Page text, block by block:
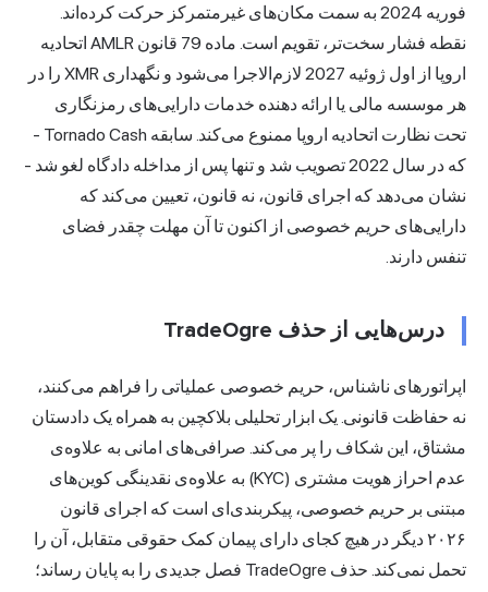
فوریه 2024 به سمت مکان‌های غیرمتمرکز حرکت کرده‌اند.
نقطه فشار سخت‌تر، تقویم است. ماده 79 قانون AMLR اتحادیه
اروپا از اول ژوئیه 2027 لازم‌الاجرا می‌شود و نگهداری XMR را در
هر موسسه مالی یا ارائه دهنده خدمات دارایی‌های رمزنگاری
تحت نظارت اتحادیه اروپا ممنوع می‌کند. سابقه Tornado Cash -
که در سال 2022 تصویب شد و تنها پس از مداخله دادگاه لغو شد -
نشان می‌دهد که اجرای قانون، نه قانون، تعیین می‌کند که
دارایی‌های حریم خصوصی از اکنون تا آن مهلت چقدر فضای
تنفس دارند.
درس‌هایی از حذف TradeOgre
اپراتورهای ناشناس، حریم خصوصی عملیاتی را فراهم می‌کنند،
نه حفاظت قانونی. یک ابزار تحلیلی بلاکچین به همراه یک دادستان
مشتاق، این شکاف را پر می‌کند. صرافی‌های امانی به علاوه‌ی
عدم احراز هویت مشتری (KYC) به علاوه‌ی نقدینگی کوین‌های
مبتنی بر حریم خصوصی، پیکربندی‌ای است که اجرای قانون
۲۰۲۶ دیگر در هیچ کجای دارای پیمان کمک حقوقی متقابل، آن را
تحمل نمی‌کند. حذف TradeOgre فصل جدیدی را به پایان رساند؛